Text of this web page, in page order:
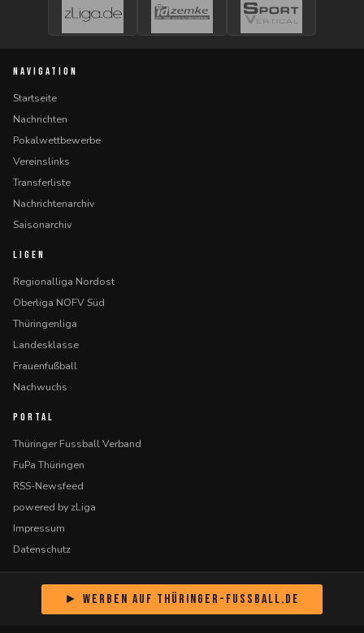
NAVIGATION
Startseite
Nachrichten
Pokalwettbewerbe
Vereinslinks
Transferliste
Nachrichtenarchiv
Saisonarchiv
LIGEN
Regionalliga Nordost
Oberliga NOFV Süd
Thüringenliga
Landesklasse
Frauenfußball
Nachwuchs
PORTAL
Thüringer Fussball Verband
FuPa Thüringen
RSS-Newsfeed
powered by zLiga
Impressum
Datenschutz
► Werben auf Thüringer-Fussball.de